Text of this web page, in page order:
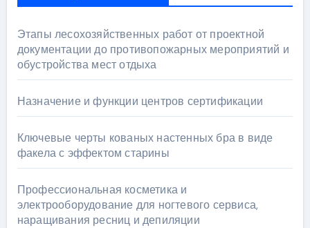
Этапы лесохозяйственных работ от проектной
документации до противопожарных мероприятий и
обустройства мест отдыха
Назначение и функции центров сертификации
Ключевые черты кованых настенных бра в виде
факела с эффектом старины
Профессиональная косметика и
электрооборудование для ногтевого сервиса,
наращивания ресниц и депиляции